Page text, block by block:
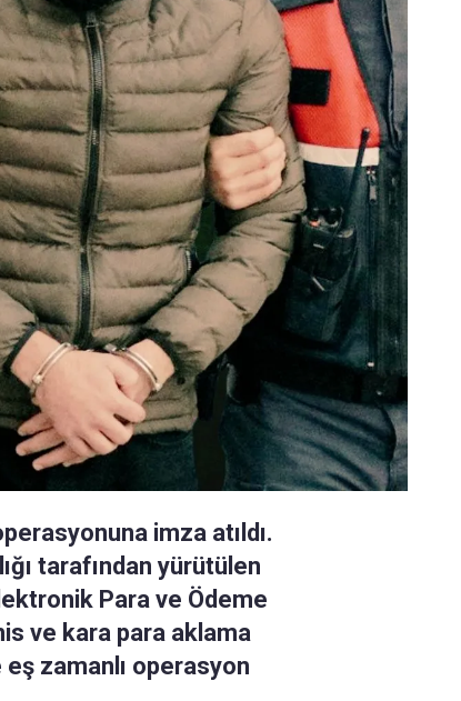
imza atıldı.
tarafından yürütülen
Para ve Ödeme
ve kara para aklama
zamanlı operasyon